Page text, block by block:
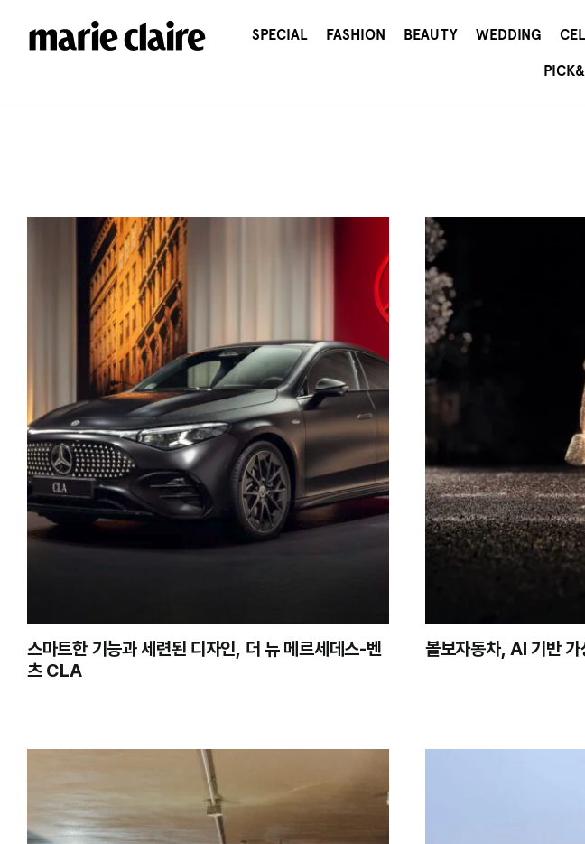
건
SPECIAL FASHION BEAUTY WEDDING
스마트한 기능과 세련된 디자인, 더 뉴 메르세데스-벤
츠 CLA
볼보자동차, AI 기반